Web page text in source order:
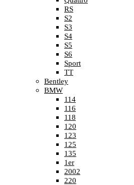
RS
S2
S3
S4
S5
S6
Sport
TT
Bentley
BMW
114
116
118
120
123
125
135
1er
2002
220